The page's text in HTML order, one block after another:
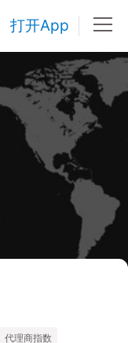
打开App
代理商指数